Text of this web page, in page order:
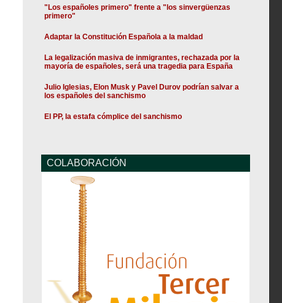
"Los españoles primero" frente a "los sinvergüenzas
primero"
Adaptar la Constitución Española a la maldad
La legalización masiva de inmigrantes, rechazada por la
mayoría de españoles, será una tragedia para España
Julio Iglesias, Elon Musk y Pavel Durov podrían salvar a
los españoles del sanchismo
El PP, la estafa cómplice del sanchismo
COLABORACIÓN